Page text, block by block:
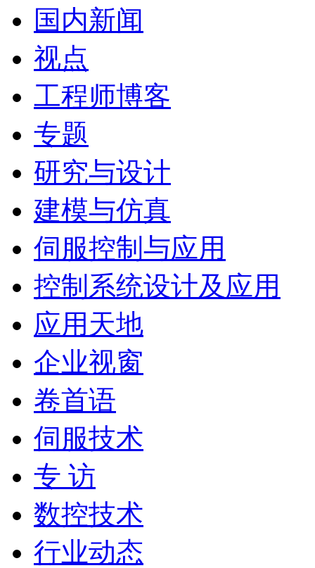
国内新闻
视点
工程师博客
专题
研究与设计
建模与仿真
伺服控制与应用
控制系统设计及应用
应用天地
企业视窗
卷首语
伺服技术
专 访
数控技术
行业动态